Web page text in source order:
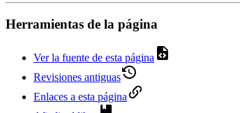
Herramientas de la página
Ver la fuente de esta página
Revisiones antiguas
Enlaces a esta página